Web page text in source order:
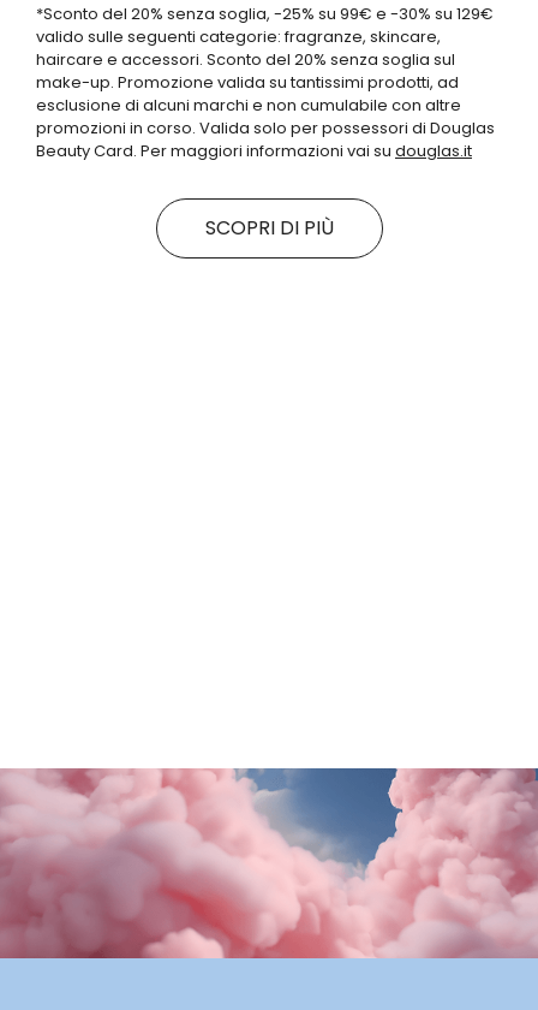
*Sconto del 20% senza soglia, -25% su 99€ e -30% su 129€
valido sulle seguenti categorie: fragranze, skincare,
haircare e accessori. Sconto del 20% senza soglia sul
make-up. Promozione valida su tantissimi prodotti, ad
esclusione di alcuni marchi e non cumulabile con altre
promozioni in corso. Valida solo per possessori di Douglas
Beauty Card. Per maggiori informazioni vai su douglas.it
SCOPRI DI PIÙ